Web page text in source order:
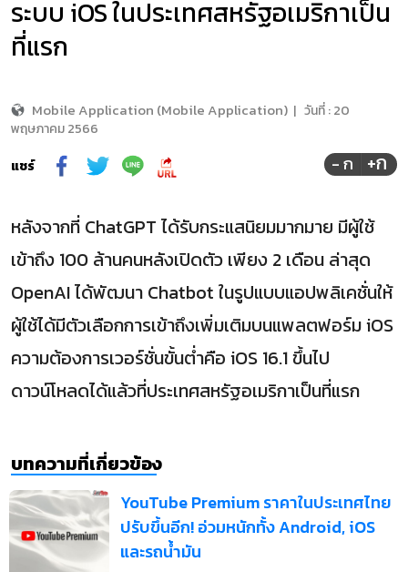
ระบบ iOS ในประเทศสหรัฐอเมริกาเป็น
ที่แรก
Mobile Application (Mobile Application) | วันที่ :20
พฤษภาคม 2566
แชร์
- ก +ก
หลังจากที่ ChatGPT ได้รับกระแสนิยมมากมาย มีผู้ใช้
เข้าถึง 100 ล้านคนหลังเปิดตัว เพียง 2 เดือน ล่าสุด
OpenAI ได้พัฒนา Chatbot ในรูปแบบแอปพลิเคชั่นให้
ผู้ใช้ได้มีตัวเลือกการเข้าถึงเพิ่มเติมบนแพลตฟอร์ม iOS
ความต้องการเวอร์ชั่นขั้นต่ำคือ iOS 16.1 ขึ้นไป
ดาวน์โหลดได้แล้วที่ประเทศสหรัฐอเมริกาเป็นที่แรก
บทความที่เกี่ยวข้อง
YouTube Premium ราคาในประเทศไทย
ปรับขึ้นอีก! อ่วมหนักทั้ง Android, iOS
และรถน้ำมัน